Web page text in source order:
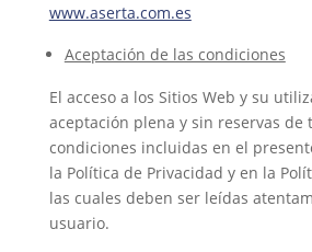
www.aserta.com.es
Aceptación de las condiciones
El acceso a los Sitios Web y su
aceptación plena y sin reservas de
condiciones incluidas en el
la Política de Privacidad y en la
las cuales deben ser leídas
usuario.